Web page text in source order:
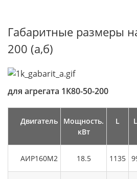
Габаритные размеры
200 (а,б)
для агрегата 1К80-50-200
Двигатель
Мощность.
кВт
L
АИР160М2 18.5 1135